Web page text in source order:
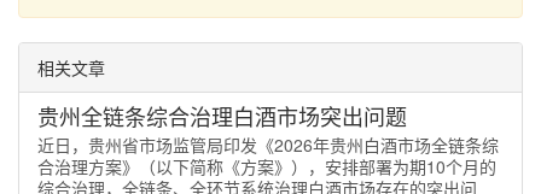
相关文章
贵州全链条综合治理白酒市场突出问题
近日，贵州省市场监管局印发《2026年贵州白酒市场全链条综
合治理方案》（以下简称《方案》），安排部署为期10个月的
综合治理，全链条、全环节系统治理白酒市场存在的突出问